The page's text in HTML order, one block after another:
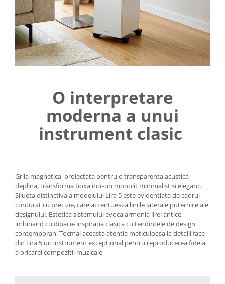
O interpretare
moderna a unui
instrument clasic
Grila magnetica, proiectata pentru o transparenta acustica
deplina, transforma boxa intr-un monolit minimalist si elegant.
Silueta distinctiva a modelului Lira 5 este evidentiata de cadrul
conturat cu precizie, care accentueaza liniile laterale puternice ale
designului. Estetica sistemului evoca armonia lirei antice,
imbinand cu dibacie inspiratia clasica cu tendintele de design
contemporan. Tocmai aceasta atentie meticuloasa la detalii face
din Lira 5 un instrument exceptional pentru reproducerea fidela
a oricarei compozitii muzicale